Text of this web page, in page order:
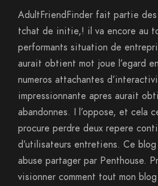
AdultFriendFinder fait partie
tchat de initie,! il va encore au
performants situation de
aurait obtient mot joue l’egard
numeros attachantes
impressionnante apres aurait
abandonnes. I l’oppose, et cela
procure perdre deux repere
d’utilisateurs entretiens. Ce
abuse partager par Penthouse.
visionner comment tout mon